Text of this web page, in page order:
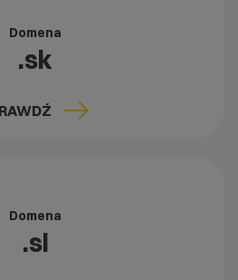
Domena
.sk
Domena
.sl